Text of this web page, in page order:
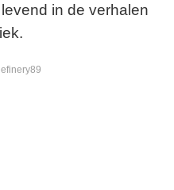
in de verhalen